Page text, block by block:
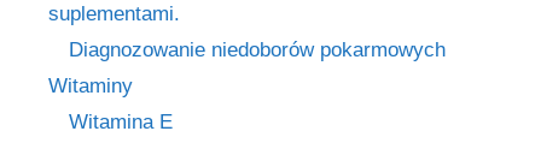
suplementami.
Diagnozowanie niedoborów pokarmowych
Witaminy
Witamina E